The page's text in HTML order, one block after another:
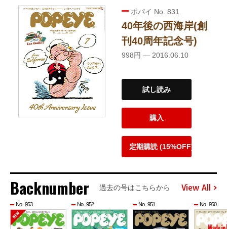
ポパイ No. 831
40年後の西海岸(創
刊40周年記念号)
998円 — 2016.06.10
試し読み
購入
定期購読 (15%OFF)
Backnumber 過去の号はこちらから View All
No. 953 No. 952 No. 951 No. 950